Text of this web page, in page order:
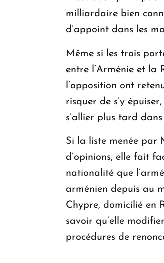
milliardaire bien
d’appoint dans les
Même si les trois
entre l’Arménie et la
l’opposition ont
risquer de s’y
s’allier plus tard
Si la liste menée par
d’opinions, elle fait
nationalité que
arménien depuis au
Chypre, domicilié en
savoir qu’elle
procédures de